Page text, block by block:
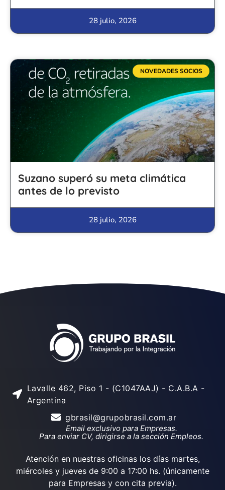
28 julio, 2026
NOVEDADES SOCIOS
Suzano superó su meta climática
antes de lo previsto
28 julio, 2026
Lavalle 462, Piso 1 - (C1047AAJ) - C.A.B.A -
Argentina
gbrasil@grupobrasil.com.ar
Email exclusivo para Empresas.
Para enviar CV, dirigirse a la sección Empleos.
Atención en nuestras oficinas los días martes,
miércoles y jueves de 9:00 a 17:00 hs. (únicamente
para Empresas y con cita previa).